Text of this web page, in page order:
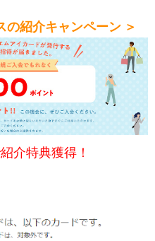
の紹介キャンペーン ＞
介特典獲得！